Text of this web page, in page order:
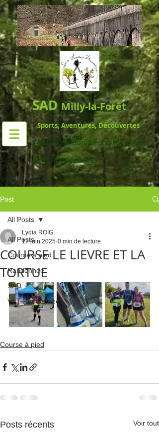
SAD Milly-la-Forêt
Sports, Aventures, Découvertes
Club de randonnée,course à pied
et VTT Randonnée
Post
All Posts
Course à pied
Randonnée
SAD
VTT Randonnée'
All Posts
COURSE LE LIEVRE ET LA
TORTUE
Lydia ROIG
17 juin 2025 0 min de lecture
Course à pied
Posts récents Voir tout